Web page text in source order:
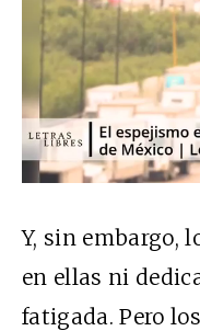
Y, sin embargo,
en ellas ni
fatigada. Pero